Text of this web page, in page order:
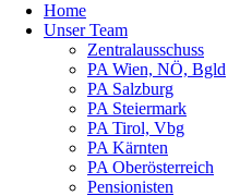
Home
Unser Team
Zentralausschuss
PA Wien, NÖ, Bgld
PA Salzburg
PA Steiermark
PA Tirol, Vbg
PA Kärnten
PA Oberösterreich
Pensionisten